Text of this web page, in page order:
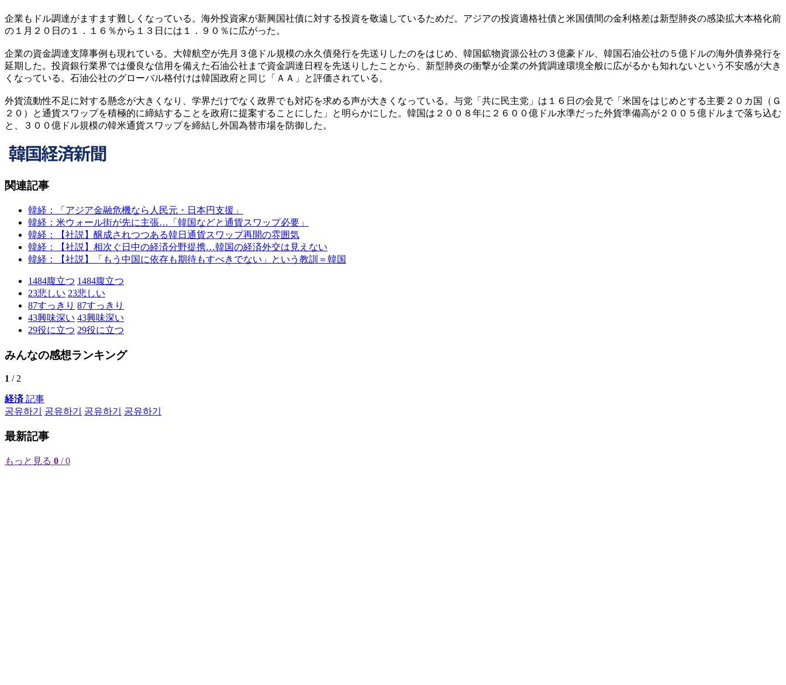
企業もドル調達がますます難しくなっている。海外投資家が新興国社債に対する投資を敬遠しているためだ。アジアの投資適格社債と米国債間の金利格差は新型肺炎の感染拡大本格化前
の１月２０日の１．１６％から１３日には１．９０％に広がった。
企業の資金調達支障事例も現れている。大韓航空が先月３億ドル規模の永久債発行を先送りしたのをはじめ、韓国鉱物資源公社の３億豪ドル、韓国石油公社の５億ドルの海外債券発行を
延期した。投資銀行業界では優良な信用を備えた石油公社まで資金調達日程を先送りしたことから、新型肺炎の衝撃が企業の外貨調達環境全般に広がるかも知れないという不安感が大き
くなっている。石油公社のグローバル格付けは韓国政府と同じ「ＡＡ」と評価されている。
外貨流動性不足に対する懸念が大きくなり、学界だけでなく政界でも対応を求める声が大きくなっている。与党「共に民主党」は１６日の会見で「米国をはじめとする主要２０カ国（Ｇ
２０）と通貨スワップを積極的に締結することを政府に提案することにした」と明らかにした。韓国は２００８年に２６００億ドル水準だった外貨準備高が２００５億ドルまで落ち込む
と、３００億ドル規模の韓米通貨スワップを締結し外国為替市場を防御した。
関連記事
韓経：「アジア金融危機なら人民元・日本円支援」
韓経：米ウォール街が先に主張…「韓国などと通貨スワップ必要」
韓経：【社説】醸成されつつある韓日通貨スワップ再開の雰囲気
韓経：【社説】相次ぐ日中の経済分野提携…韓国の経済外交は見えない
韓経：【社説】「もう中国に依存も期待もすべきでない」という教訓＝韓国
1484腹立つ 1484腹立つ
23悲しい 23悲しい
87すっきり 87すっきり
43興味深い 43興味深い
29役に立つ 29役に立つ
みんなの感想ランキング
1 / 2
経済記事
공유하기
공유하기 공유하기 공유하기
最新記事
もっと見る 0 / 0